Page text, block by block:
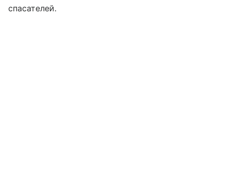
спасателей.